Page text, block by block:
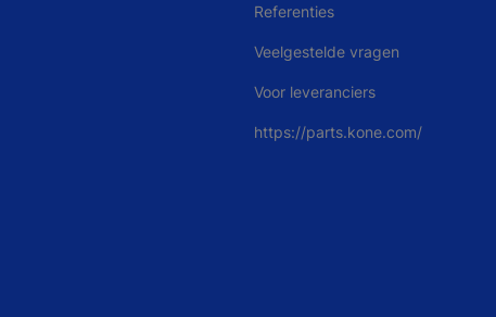
Referenties
Veelgestelde vragen
Voor leveranciers
https://parts.kone.com/